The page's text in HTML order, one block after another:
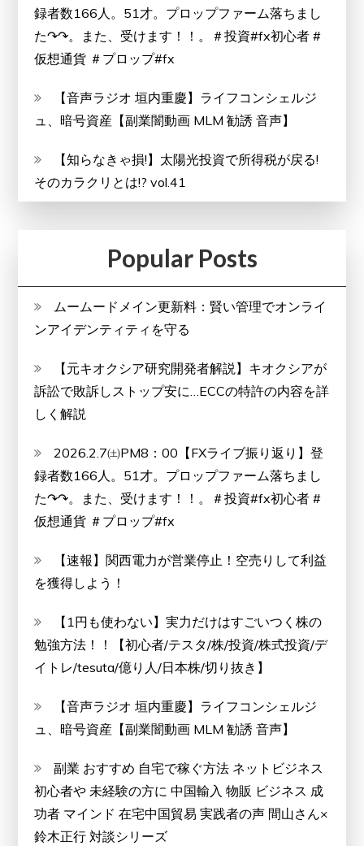
録者数166人。51才。プロップファーム落ちまし
た↷↷。また、受けます！！。＃投資#fx初心者 #
仮想通貨 ＃プロップ#fx
【音声ラジオ 垣内重慶】ライフコンシェルジ
ュ、暗号資産【副業闇動画 MLM 勧誘 音声】
【知らなきゃ損!】太陽光投資で所得税が戻る!
そのカラクリとは!? vol.41
Popular Posts
ムームードメイン更新料：賢い管理でオンライ
ンアイデンティティを守る
【元キオクシア研究開発者解説】キオクシアが
訴訟で敗訴しストップ安に…ECCの特許の内容を詳
しく解説
2026.2.7㈯PM8：00【FXライブ振り返り】登
録者数166人。51才。プロップファーム落ちまし
た↷↷。また、受けます！！。＃投資#fx初心者 #
仮想通貨 ＃プロップ#fx
【速報】関西電力が営業停止！空売りして利益
を獲得しよう！
【1円も使わない】実力だけはすごいつく株の
勉強方法！！【初心者/テスタ/株/投資/株式投資/デ
イトレ/tesuta/億り人/日本株/切り抜き】
【音声ラジオ 垣内重慶】ライフコンシェルジ
ュ、暗号資産【副業闇動画 MLM 勧誘 音声】
副業 おすすめ 自宅で稼ぐ方法 ネットビジネス
初心者や 未経験の方に 中国輸入 物販 ビジネス 成
功者 マインド 在宅中国貿易 実践者の声 間山さん×
鈴木正行 対談シリーズ